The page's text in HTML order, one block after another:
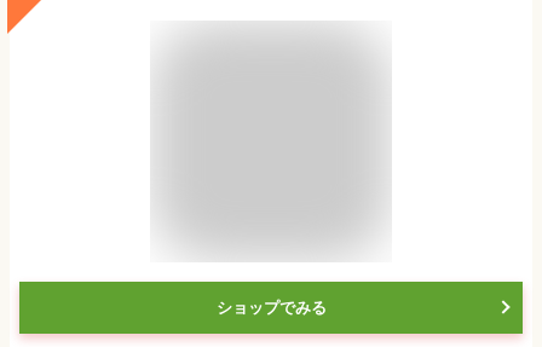
ショップでみる